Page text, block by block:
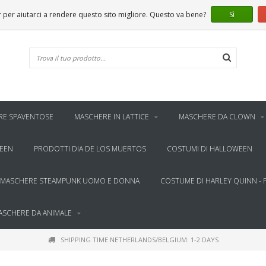
SPAVENTOSE MASCHERE IN LATTICE MASCHERE DA CLOWN
PRODOTTI DIA DE LOS MUERTOS COSTUMI DI HALLOWEEN
MASCHERE STEAMPUNK UOMO E DONNA COSTUME DI HARLEY QUINN -
DA ANIMALE
SHIPPING TIME NETHERLANDS/BELGIUM: 1-2 DAYS
aiutarci a rendere questo sito migliore. Questo va bene? Sì